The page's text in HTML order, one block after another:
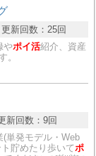
更新回数： 25回
やポイ活紹介、資産
。
新回数： 9回
(単発モデル・Web
貯めたり歩いてポ